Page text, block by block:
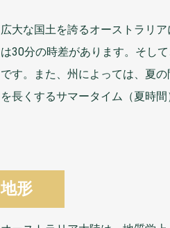
広大な国土 を誇るオーストラリ
は30分の時差があります。そして
です。また、 州 によっては、 夏の
を長 くするサマータイム（夏時間
地形